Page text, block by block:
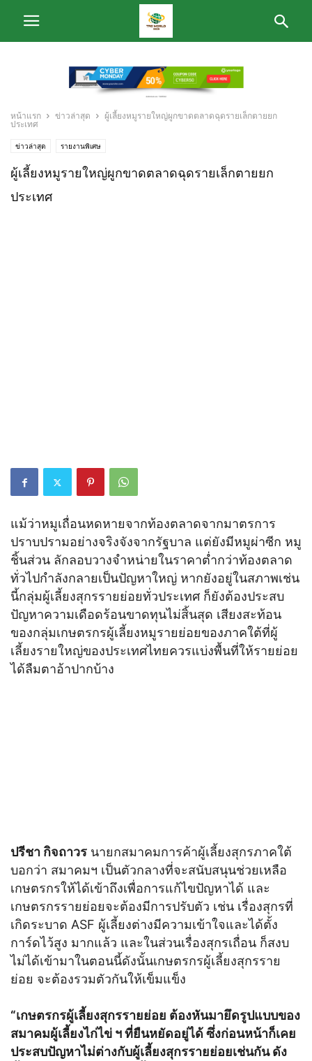
หน้าแรก ข่าวล่าสุด
ผู้เลี้ยงหมูรายใหญ่ผูกขาดตลาดฉุดรายเล็กตายยก
ประเทศ
ข่าวล่าสุด รายงานพิเศษ
ผู้เลี้ยงหมูรายใหญ่ผูกขาดตลาดฉุดรายเล็กตายยก
ประเทศ
แม้ว่าหมูเถื่อนหดหายจากท้องตลาดจากมาตรการ
ปราบปรามอย่างจริงจังจากรัฐบาล แต่ยังมีหมูผ่าซีก หมู
ชิ้นส่วน ลักลอบวางจำหน่ายในราคาต่ำกว่าท้องตลาด
ทั่วไปกำลังกลายเป็นปัญหาใหญ่ หากยังอยู่ในสภาพเช่น
นี้กลุ่มผู้เลี้ยงสุกรรายย่อยทั่วประเทศ ก็ยังต้องประสบ
ปัญหาความเดือดร้อนขาดทุนไม่สิ้นสุด เสียงสะท้อน
ของกลุ่มเกษตรกรผู้เลี้ยงหมูรายย่อยของภาคใต้ที่ผู้
เลี้ยงรายใหญ่ของประเทศไทยควรแบ่งพื้นที่ให้รายย่อย
ได้ลืมตาอ้าปากบ้าง
ปรีชา กิจถาวร นายกสมาคมการค้าผู้เลี้ยงสุกรภาคใต้
บอกว่า สมาคมฯ เป็นตัวกลางที่จะสนับสนุนช่วยเหลือ
เกษตรกรให้ได้เข้าถึงเพื่อการแก้ไขปัญหาได้ และ
เกษตรกรรายย่อยจะต้องมีการปรับตัว เช่น เรื่องสุกรที่
เกิดระบาด ASF ผู้เลี้ยงต่างมีความเข้าใจและได้ตั้ง
การ์ดไว้สูง มากแล้ว และในส่วนเรื่องสุกรเถื่อน ก็สงบ
ไม่ได้เข้ามาในตอนนี้ดังนั้นเกษตรกรผู้เลี้ยงสุกรราย
ย่อย จะต้องรวมตัวกันให้เข็มแข็ง
“เกษตรกรผู้เลี้ยงสุกรรายย่อย ต้องหันมายึดรูปแบบของ
สมาคมผู้เลี้ยงไก่ไข่ ฯ ที่ยืนหยัดอยู่ได้ ซึ่งก่อนหน้าก็เคย
ประสบปัญหาไม่ต่างกับผู้เลี้ยงสุกรรายย่อยเช่นกัน ดัง